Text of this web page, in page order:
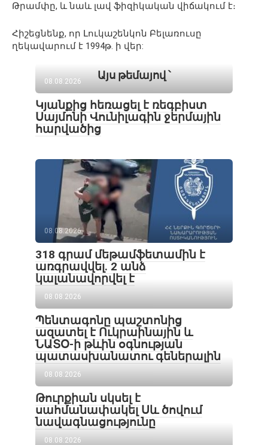
Թրամփը, և նաև լավ ֆիզիկական վիճակում է։
Հիշեցնենք, որ Լուկաշենկոն Բելառուսը
ղեկավարում է 1994թ. ի վեր:
Այս թեմայով ՝
08.08.2026
Կյանքից հեռացել է ռեգբիստ
Սայմոնի Վունիլագին ջերմային
հարվածից
08.08.2026
318 գրամ մեթամֆետամին է
առգրավվել․ 2 անձ
կալանավորվել է
08.08.2026
Պենտագոնը պաշտոնից
ազատել է Ուկրաինային և
ՆԱՏՕ-ի թևին օգնության
պատասխանատու գեներալին
08.08.2026
Թուրքիան սկսել է
սահմանափակել Սև ծովում
նավագնացությունը
08.08.2026